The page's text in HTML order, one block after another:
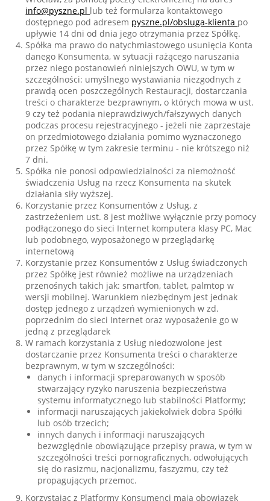
info@pyszne.pl lub też formularza kontaktowego
dostępnego pod adresem pyszne.pl/obsluga-klienta po
upływie 14 dni od dnia jego otrzymania przez Spółkę.
Spółka ma prawo do natychmiastowego usunięcia Konta
danego Konsumenta, w sytuacji rażącego naruszania
przez niego postanowień niniejszych OWU, w tym w
szczególności: umyślnego wystawiania niezgodnych z
prawdą ocen poszczególnych Restauracji, dostarczania
treści o charakterze bezprawnym, o których mowa w ust.
9 czy też podania nieprawdziwych/fałszywych danych
podczas procesu rejestracyjnego - jeżeli nie zaprzestaje
on przedmiotowego działania pomimo wyznaczonego
przez Spółkę w tym zakresie terminu - nie krótszego niż
7 dni.
Spółka nie ponosi odpowiedzialności za niemożność
świadczenia Usług na rzecz Konsumenta na skutek
działania siły wyższej.
Korzystanie przez Konsumentów z Usług, z
zastrzeżeniem ust. 8 jest możliwe wyłącznie przy pomocy
podłączonego do sieci Internet komputera klasy PC, Mac
lub podobnego, wyposażonego w przeglądarkę
internetową
Korzystanie przez Konsumentów z Usług świadczonych
przez Spółkę jest również możliwe na urządzeniach
przenośnych takich jak: smartfon, tablet, palmtop w
wersji mobilnej. Warunkiem niezbędnym jest jednak
dostęp jednego z urządzeń wymienionych w zd.
poprzednim do sieci Internet oraz wyposażenie go w
jedną z przeglądarek
W ramach korzystania z Usług niedozwolone jest
dostarczanie przez Konsumenta treści o charakterze
bezprawnym, w tym w szczególności:
danych i informacji spreparowanych w sposób
stwarzający ryzyko naruszenia bezpieczeństwa
systemu informatycznego lub stabilności Platformy;
informacji naruszających jakiekolwiek dobra Spółki
lub osób trzecich;
innych danych i informacji naruszających
bezwzględnie obowiązujące przepisy prawa, w tym w
szczególności treści pornograficznych, odwołujących
się do rasizmu, nacjonalizmu, faszyzmu, czy też
propagujących przemoc.
Korzystając z Platformy Konsumenci mają obowiązek